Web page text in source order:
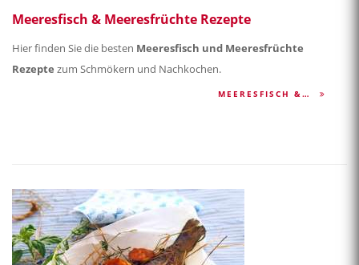
Meeresfisch & Meeresfrüchte Rezepte
Hier finden Sie die besten Meeresfisch und Meeresfrüchte
Rezepte zum Schmökern und Nachkochen.
MEERESFISCH &…